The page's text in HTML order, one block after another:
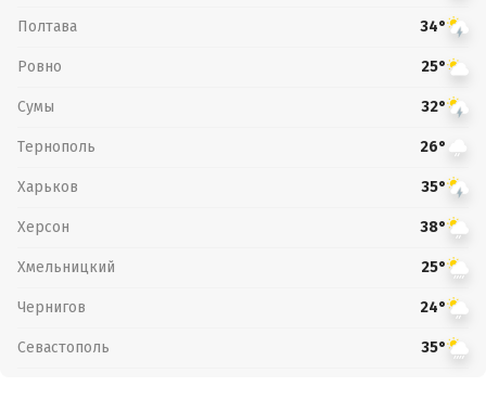
Полтава 34°
Ровно 25°
Сумы 32°
Тернополь 26°
Харьков 35°
Херсон 38°
Хмельницкий 25°
Чернигов 24°
Севастополь 35°